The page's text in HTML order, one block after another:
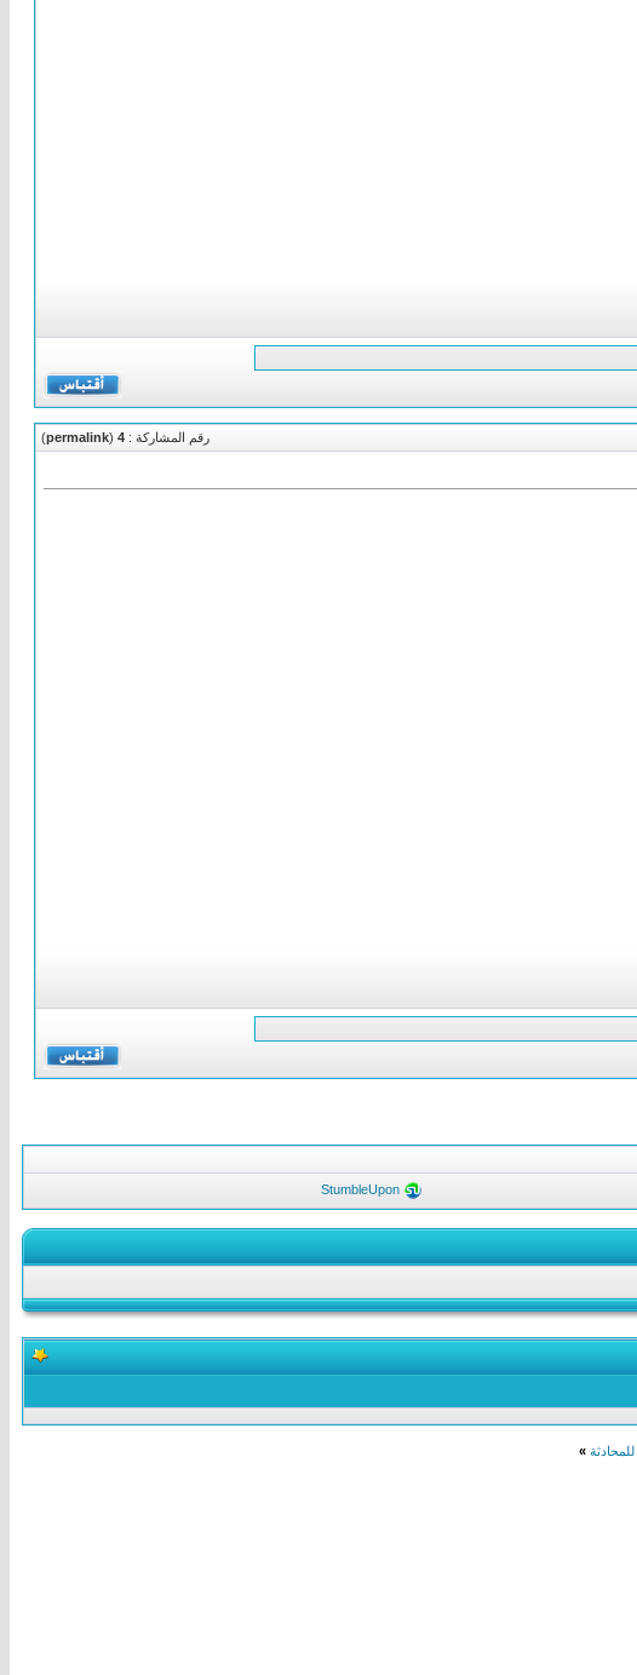
رقم المشاركة : 4
(
permalink
)
StumbleUpon
»